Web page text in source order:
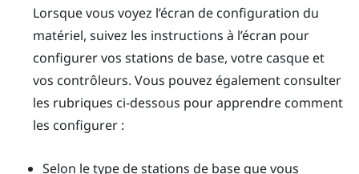
Lorsque vous voyez l’écran de configuration du
matériel, suivez les instructions à l’écran pour
configurer vos stations de base, votre casque et
vos contrôleurs. Vous pouvez également consulter
les rubriques ci-dessous pour apprendre comment
les configurer :
Selon le type de stations de base que vous